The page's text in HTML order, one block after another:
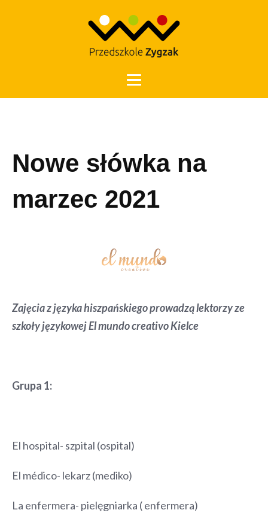
Nowe słówka na
marzec 2021
Zajęcia z języka hiszpańskiego prowadzą lektorzy ze
szkoły językowej El mundo creativo Kielce
Grupa 1:
El hospital- szpital (ospital)
El médico- lekarz (mediko)
La enfermera- pielęgniarka ( enfermera)